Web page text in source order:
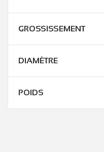
GROSSISSEMENT
DIAMÈTRE
POIDS